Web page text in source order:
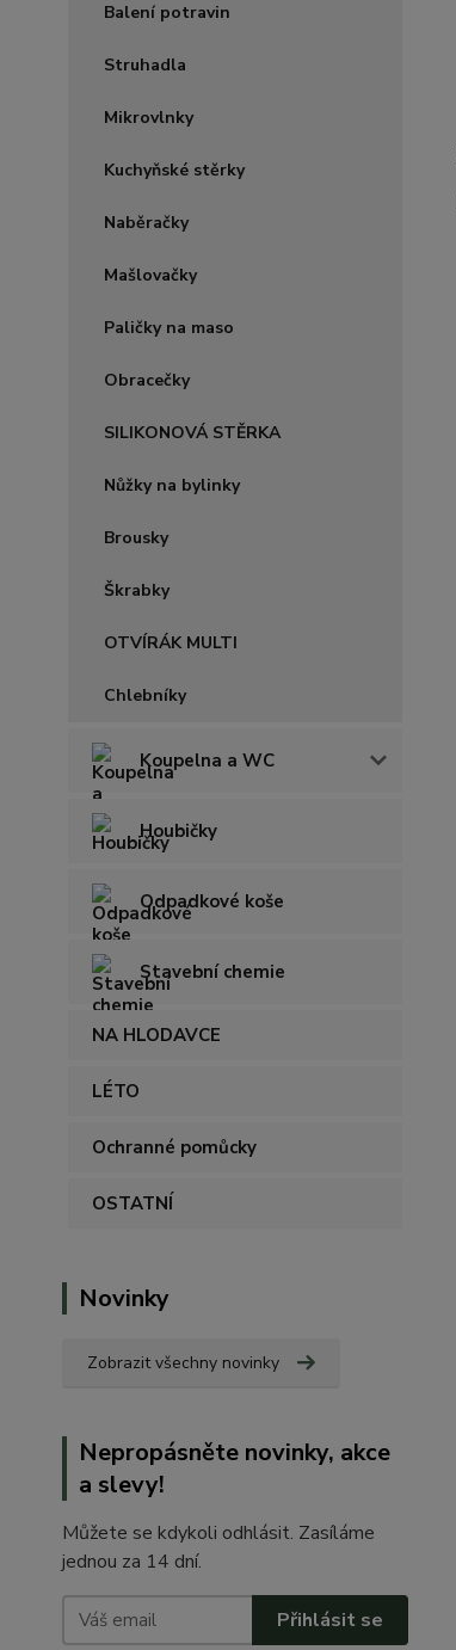
Balení potravin
Struhadla
Mikrovlnky
Kuchyňské stěrky
Naběračky
Mašlovačky
Paličky na maso
Obracečky
SILIKONOVÁ STĚRKA
Nůžky na bylinky
Brousky
Škrabky
OTVÍRÁK MULTI
Chlebníky
Koupelna a WC
Houbičky
Odpadkové koše
Stavební chemie
NA HLODAVCE
LÉTO
Ochranné pomůcky
OSTATNÍ
Novinky
Zobrazit všechny novinky
Nepropásněte novinky, akce
a slevy!
Můžete se kdykoli odhlásit. Zasíláme
jednou za 14 dní.
Přihlásit se